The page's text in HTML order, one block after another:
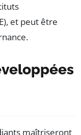
et peut être
maîtriseront